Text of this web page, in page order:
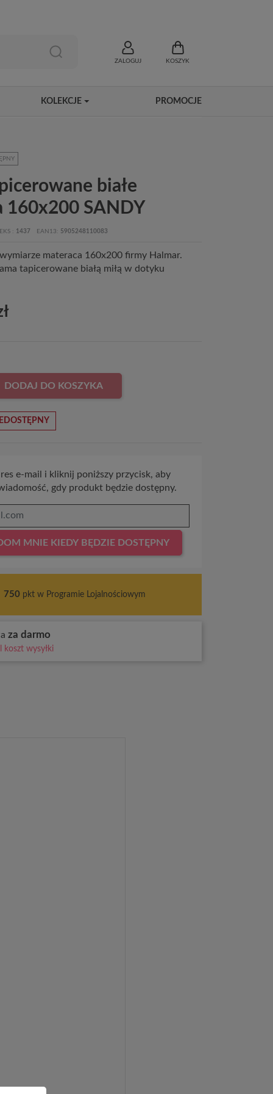
ZALOGUJ KOSZYK
KOLEKCJE PROMOCJE
białe
160x200 SANDY
1437 EAN13 5905248110083
materaca 160x200 firmy Halmar.
tapicerowane białą miłą w dotyku
DODAJ DO KOSZYKA
e-mail i kliknij poniższy przycisk, aby
gdy produkt będzie dostępny.
MNIE KIEDY BĘDZIE DOSTĘPNY
750pkt w Programie Lojalnościowym
za darmo
koszt wysyłki